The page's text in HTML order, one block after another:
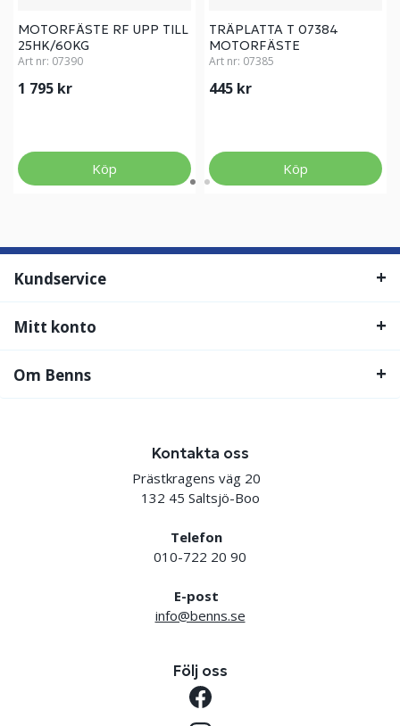
MOTORFÄSTE RF UPP TILL
25HK/60KG
Art nr: 07390
1 795 kr
Köp
TRÄPLATTA T 07384
MOTORFÄSTE
Art nr: 07385
445 kr
Köp
Kundservice
Mitt konto
Om Benns
Kontakta oss
Prästkragens väg 20
132 45 Saltsjö-Boo
Telefon
010-722 20 90
E-post
info@benns.se
Följ oss